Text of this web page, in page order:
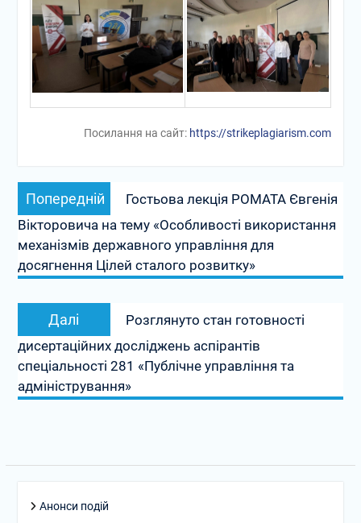
Посилання на сайт: https://strikeplagiarism.com
Навігація
записів
Попередній
запис:
Гостьова лекція РОМАТА Євгенія
Вікторовича на тему «Особливості використання
механізмів державного управління для
досягнення Цілей сталого розвитку»
Далі
запис:
Розглянуто стан готовності
дисертаційних досліджень аспірантів
спеціальності 281 «Публічне управління та
адміністрування»
Анонси подій